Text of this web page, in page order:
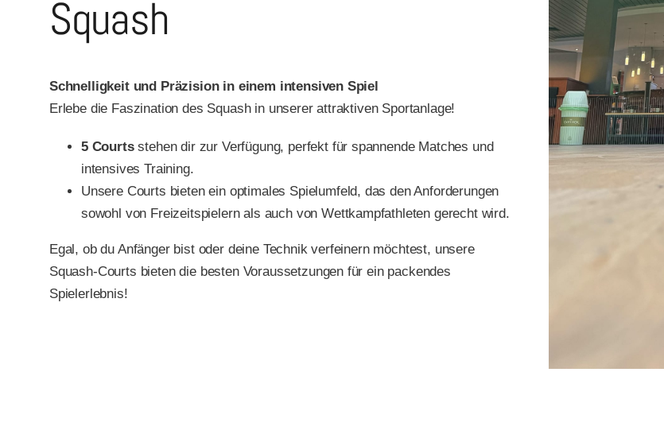
Squash
Schnelligkeit und Präzision in einem intensiven Spiel
Erlebe die Faszination des Squash in unserer attraktiven Sportanlage!
5 Courtsstehen dir zur Verfügung, perfekt für spannende Matches und
intensives Training.
Unsere Courts bieten ein optimales Spielumfeld, das den Anforderungen
sowohl von Freizeitspielern als auch von Wettkampfathleten gerecht wird.
Egal, ob du Anfänger bist oder deine Technik verfeinern möchtest, unsere
Squash-Courts bieten die besten Voraussetzungen für ein packendes
Spielerlebnis!